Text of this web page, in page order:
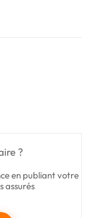
?
en publiant votre
assurés